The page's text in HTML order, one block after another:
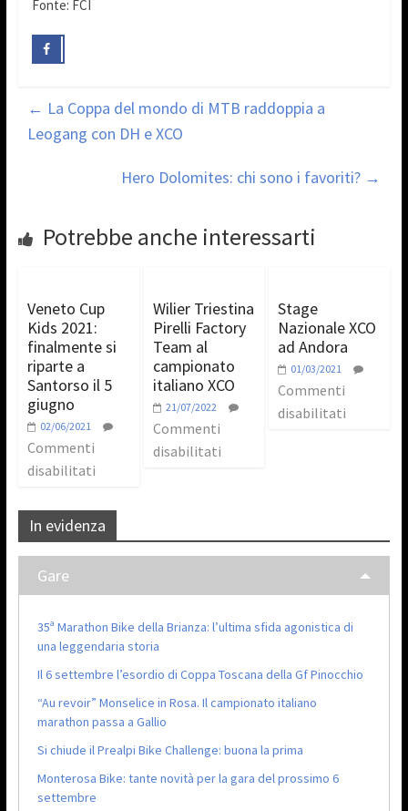
Fonte: FCI
← La Coppa del mondo di MTB raddoppia a
Leogang con DH e XCO
Hero Dolomites: chi sono i favoriti? →
Potrebbe anche interessarti
Veneto Cup
Kids 2021:
finalmente si
riparte a
Santorso il 5
giugno
02/06/2021
Commenti
disabilitati
Wilier Triestina
Pirelli Factory
Team al
campionato
italiano XCO
21/07/2022
Commenti
disabilitati
Stage
Nazionale XCO
ad Andora
01/03/2021
Commenti
disabilitati
In evidenza
Gare
35ª Marathon Bike della Brianza: l’ultima sfida agonistica di
una leggendaria storia
Il 6 settembre l’esordio di Coppa Toscana della Gf Pinocchio
“Au revoir” Monselice in Rosa. Il campionato italiano
marathon passa a Gallio
Si chiude il Prealpi Bike Challenge: buona la prima
Monterosa Bike: tante novità per la gara del prossimo 6
settembre